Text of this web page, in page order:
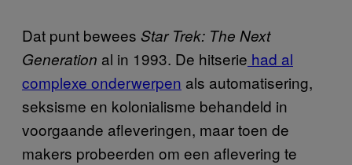
Dat punt bewees Star Trek: The Next
Generation al in 1993. De hitserie had al
complexe onderwerpen als automatisering,
seksisme en kolonialisme behandeld in
voorgaande afleveringen, maar toen de
makers probeerden om een aflevering te